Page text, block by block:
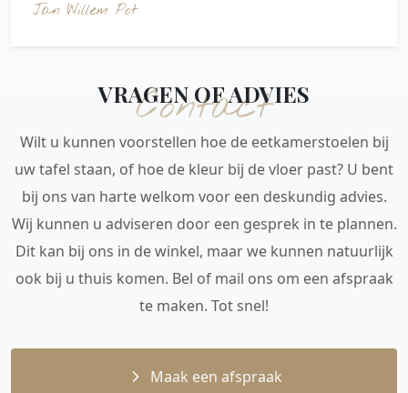
Jan Willem Pot
Contact
VRAGEN OF ADVIES
Wilt u kunnen voorstellen hoe de eetkamerstoelen bij
uw tafel staan, of hoe de kleur bij de vloer past? U bent
bij ons van harte welkom voor een deskundig advies.
Wij kunnen u adviseren door een gesprek in te plannen.
Dit kan bij ons in de winkel, maar we kunnen natuurlijk
ook bij u thuis komen. Bel of mail ons om een afspraak
te maken. Tot snel!
Maak een afspraak